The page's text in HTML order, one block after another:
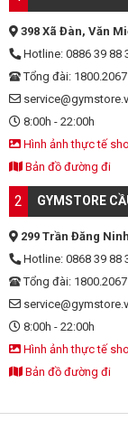
398 Xã Đàn, Văn
Hotline: 0886 39 88
Tổng đài: 1800.2067
8:00h - 22:00h
Hình ảnh thực tế
Bản đồ đường đi
2 GYMSTORE
299 Trần Đăng
Hotline: 0868 39 88
Tổng đài: 1800.2067
8:00h - 22:00h
Hình ảnh thực tế
Bản đồ đường đi